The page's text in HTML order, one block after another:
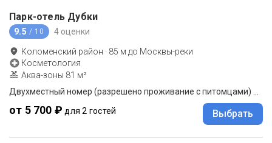
Парк-отель Дубки
9.5 / 10 4 оценки
Коломенский район · 85 м до Москвы-реки
Косметология
Аква-зоны 81 м²
от 5 700 ₽ для 2 гостей Выбрать